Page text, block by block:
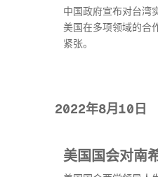
中国政府宣布对台湾
美国在多项领域的合
紧张。
2022年8月10日
美国国会对南